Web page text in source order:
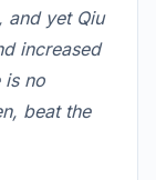
and yet Qiu
increased
is no
beat the